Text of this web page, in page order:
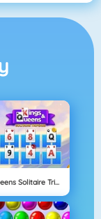
Kings And Queens Solitaire Tripeaks